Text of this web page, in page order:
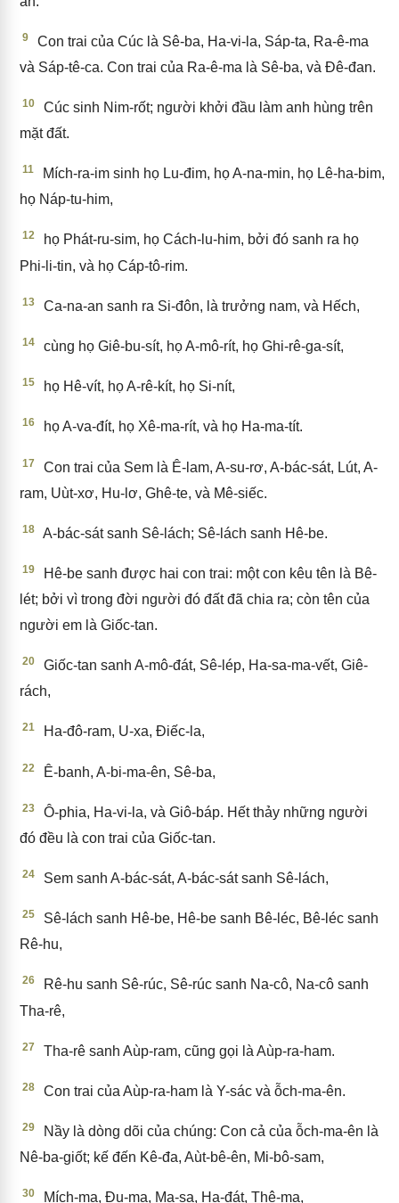
9
Con trai của Cúc là Sê-ba, Ha-vi-la, Sáp-ta, Ra-ê-ma
và Sáp-tê-ca. Con trai của Ra-ê-ma là Sê-ba, và Đê-đan.
10
Cúc sinh Nim-rốt; người khởi đầu làm anh hùng trên
mặt đất.
11
Mích-ra-im sinh họ Lu-đim, họ A-na-min, họ Lê-ha-bim,
họ Náp-tu-him,
12
họ Phát-ru-sim, họ Cách-lu-him, bởi đó sanh ra họ
Phi-li-tin, và họ Cáp-tô-rim.
13 Ca-na-an sanh ra Si-đôn, là trưởng nam, và Hếch,
14 cùng họ Giê-bu-sít, họ A-mô-rít, họ Ghi-rê-ga-sít,
15 họ Hê-vít, họ A-rê-kít, họ Si-nít,
16 họ A-va-đít, họ Xê-ma-rít, và họ Ha-ma-tít.
17
Con trai của Sem là Ê-lam, A-su-rơ, A-bác-sát, Lút, A-
ram, Uùt-xơ, Hu-lơ, Ghê-te, và Mê-siếc.
18 A-bác-sát sanh Sê-lách; Sê-lách sanh Hê-be.
19
Hê-be sanh được hai con trai: một con kêu tên là Bê-
lét; bởi vì trong đời người đó đất đã chia ra; còn tên của
người em là Giốc-tan.
20
Giốc-tan sanh A-mô-đát, Sê-lép, Ha-sa-ma-vết, Giê-
rách,
21 Ha-đô-ram, U-xa, Điếc-la,
22 Ê-banh, A-bi-ma-ên, Sê-ba,
23
Ô-phia, Ha-vi-la, và Giô-báp. Hết thảy những người
đó đều là con trai của Giốc-tan.
24 Sem sanh A-bác-sát, A-bác-sát sanh Sê-lách,
25
Sê-lách sanh Hê-be, Hê-be sanh Bê-léc, Bê-léc sanh
Rê-hu,
26
Rê-hu sanh Sê-rúc, Sê-rúc sanh Na-cô, Na-cô sanh
Tha-rê,
27 Tha-rê sanh Aùp-ram, cũng gọi là Aùp-ra-ham.
28 Con trai của Aùp-ra-ham là Y-sác và ỗch-ma-ên.
29
Nầy là dòng dõi của chúng: Con cả của ỗch-ma-ên là
Nê-ba-giốt; kế đến Kê-đa, Aùt-bê-ên, Mi-bô-sam,
30 Mích-ma, Đu-ma, Ma-sa, Ha-đát, Thê-ma,